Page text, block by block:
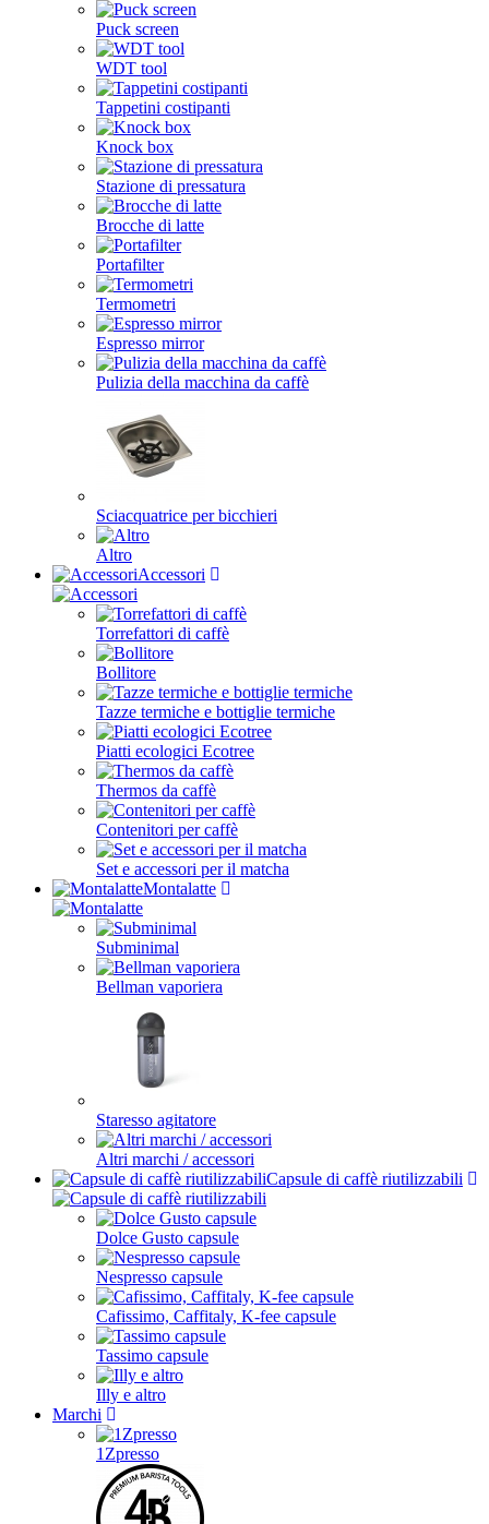
Puck screen
WDT tool
Tappetini costipanti
Knock box
Stazione di pressatura
Brocche di latte
Portafilter
Termometri
Espresso mirror
Pulizia della macchina da caffè
Sciacquatrice per bicchieri
Altro
Accessori
Torrefattori di caffè
Bollitore
Tazze termiche e bottiglie termiche
Piatti ecologici Ecotree
Thermos da caffè
Contenitori per caffè
Set e accessori per il matcha
Montalatte
Subminimal
Bellman vaporiera
Staresso agitatore
Altri marchi / accessori
Capsule di caffè riutilizzabili
Dolce Gusto capsule
Nespresso capsule
Cafissimo, Caffitaly, K-fee capsule
Tassimo capsule
Illy e altro
Marchi
1Zpresso